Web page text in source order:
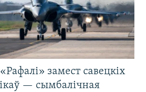
замест савецкіх
— сымбалічная